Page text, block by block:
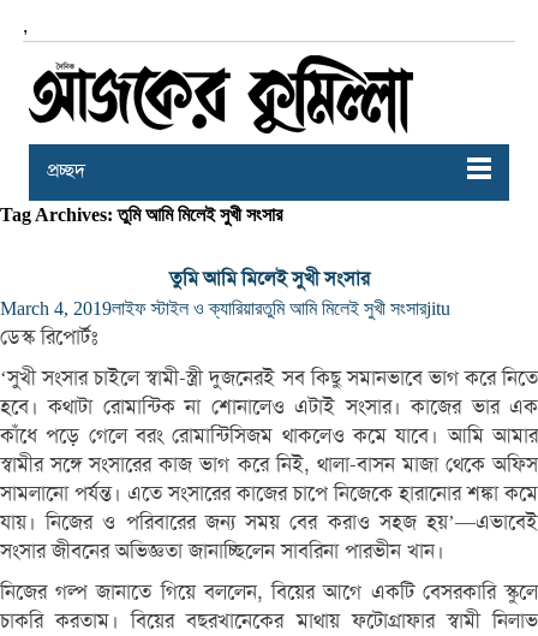
,
প্রচ্ছদ
Tag Archives: তুমি আমি মিলেই সুখী সংসার
তুমি আমি মিলেই সুখী সংসার
March 4, 2019লাইফ স্টাইল ও ক্যারিয়ারতুমি আমি মিলেই সুখী সংসারjitu
ডেস্ক রিপোর্টঃ
‘সুখী সংসার চাইলে স্বামী-স্ত্রী দুজনেরই সব কিছু সমানভাবে ভাগ করে নিতে
হবে। কথাটা রোমান্টিক না শোনালেও এটাই সংসার। কাজের ভার এক
কাঁধে পড়ে গেলে বরং রোমান্টিসিজম থাকলেও কমে যাবে। আমি আমার
স্বামীর সঙ্গে সংসারের কাজ ভাগ করে নিই, থালা-বাসন মাজা থেকে অফিস
সামলানো পর্যন্ত। এতে সংসারের কাজের চাপে নিজেকে হারানোর শঙ্কা কমে
যায়। নিজের ও পরিবারের জন্য সময় বের করাও সহজ হয়’—এভাবেই
সংসার জীবনের অভিজ্ঞতা জানাচ্ছিলেন সাবরিনা পারভীন খান।
নিজের গল্প জানাতে গিয়ে বললেন, বিয়ের আগে একটি বেসরকারি স্কুলে
চাকরি করতাম। বিয়ের বছরখানেকের মাথায় ফটোগ্রাফার স্বামী নিলাভ